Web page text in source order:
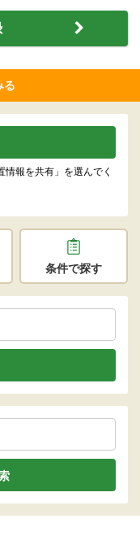
る
報を共有」を選んでく
条件で探す